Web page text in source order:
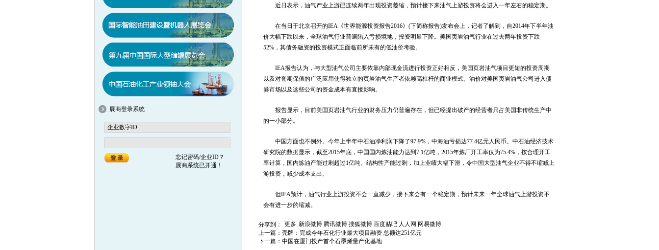
展商登录系统
忘记密码/企业ID？
展商系统已开通！
近日表示，油气产业上游已连续两年出现投资萎缩，预计接下来油气上游投资将会进入一年左右的稳定期。
在当日于北京召开的IEA《世界能源投资报告2016》(下简称报告)发布会上，记者了解到，自2014年下半年油
价大幅下跌以来，全球油气行业普遍陷入亏损境地，投资明显下降。美国页岩油气行业在过去两年投资下跌
52%，其债务融资的投资模式正面临前所未有的低油价考验。
IEA报告认为，与大型油气公司主要依靠内部现金流进行投资正好相反，美国页岩油气项目更短的投资周期
以及对套期保值的广泛应用使得独立的页岩油气生产者依赖高杠杆的商业模式。油价对美国页岩油气公司进入债
券市场以及这些公司的资金成本有直接影响。
报告显示，目前美国页岩油气行业的财务压力仍普遍存在，但已经提出破产的经营者只占美国非传统生产中
的一小部分。
中国方面也不例外。今年上半年中石油净利润下降了97.9%，中海油亏损达77.4亿元人民币。中石油经济技术
研究院的数据显示，截至2015年底，中国国内炼油能力达到7.1亿吨，2015年炼厂开工率仅为75.4%，按合理开工
率计算，国内炼油产能过剩超过1亿吨。结构性产能过剩，加上业绩大幅下滑，令中国大型油气企业不得不缩减上
游投资，减少成本支出。
但IEA预计，油气行业上游投资不会一直减少，接下来会有一个稳定期，预计未来一年全球油气上游投资不
会有进一步的缩减。
分享到： 新浪微博 腾讯微博 搜狐微博 百度贴吧 人人网 网易微博
更多
上一篇： 壳牌：完成今年石化行业最大项目融资 总额达251亿元
下一篇： 中国在厦门投产首个石墨烯量产化基地